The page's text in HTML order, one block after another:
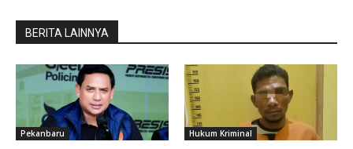
BERITA LAINNYA
Pekanbaru Hukum Kriminal